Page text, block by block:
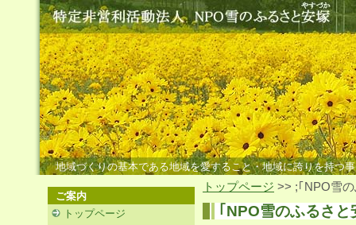
地域づくりの基本である地域を愛すること・地域に誇りを持つ
ご案内
トップページ
トップページ >> ;｢NPO雪
｢NPO雪のふるさ